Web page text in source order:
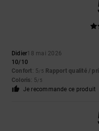
Didier18 mai 2026
10/10
Confort: 5/5 Rapport qualité /
Coloris: 5/5
Je recommande ce produit